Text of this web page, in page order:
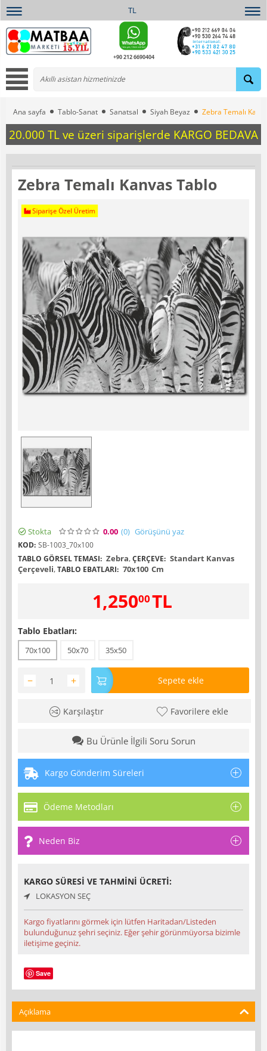
TL
+90 212 6690404
Ana sayfa Tablo-Sanat Sanatsal Siyah Beyaz Zebra Temalı
20.000 TL ve üzeri siparişlerde KARGO BEDAVA
Zebra Temalı Kanvas Tablo
Siparişe Özel Üretim
Stokta 0.00 (0) Görüşünü yaz
KOD: SB-1003_70x100
TABLO GÖRSEL TEMASI: Zebra,ÇERÇEVE: Standart Kanvas
Çerçeveli,TABLO EBATLARI: 70x100 Cm
1,25000TL
Tablo Ebatları:
70x100 50x70 35x50
+
− Sepete ekle
Karşılaştır Favorilere ekle
Bu Ürünle İlgili Soru Sorun
Kargo Gönderim Süreleri
Ödeme Metodları
Neden Biz
KARGO SÜRESI VE TAHMINI ÜCRETI:
LOKASYON SEÇ
Kargo fiyatlarını görmek için lütfen Haritadan/Listeden
bulunduğunuz şehri seçiniz. Eğer şehir görünmüyorsa bizimle
iletişime geçiniz.
Save
Açıklama